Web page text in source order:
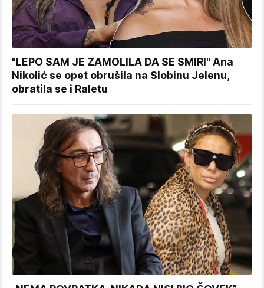
"LEPO SAM JE ZAMOLILA DA SE SMIRI" Ana
Nikolić se opet obrušila na Slobinu Jelenu,
obratila se i Raletu